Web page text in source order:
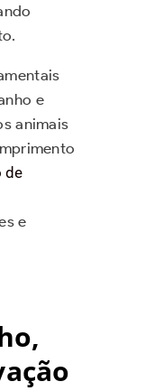
e
animais
de
e